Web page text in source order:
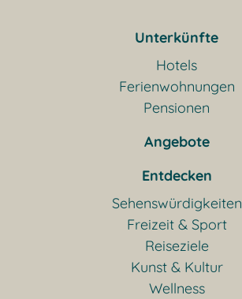
Unterkünfte
Hotels
Ferienwohnungen
Pensionen
Angebote
Entdecken
Sehenswürdigkeiten
Freizeit & Sport
Reiseziele
Kunst & Kultur
Wellness